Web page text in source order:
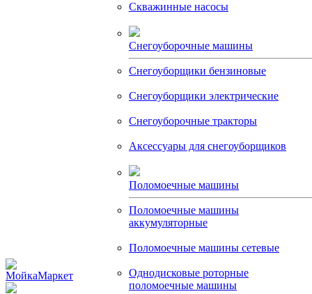
Скважинные насосы
Снегоуборочные машины
Снегоуборщики бензиновые
Снегоуборщики электрические
Снегоуборочные тракторы
Аксессуары для снегоуборщиков
Поломоечные машины
Поломоечные машины
аккумуляторные
Поломоечные машины сетевые
Однодисковые роторные
поломоечные машины